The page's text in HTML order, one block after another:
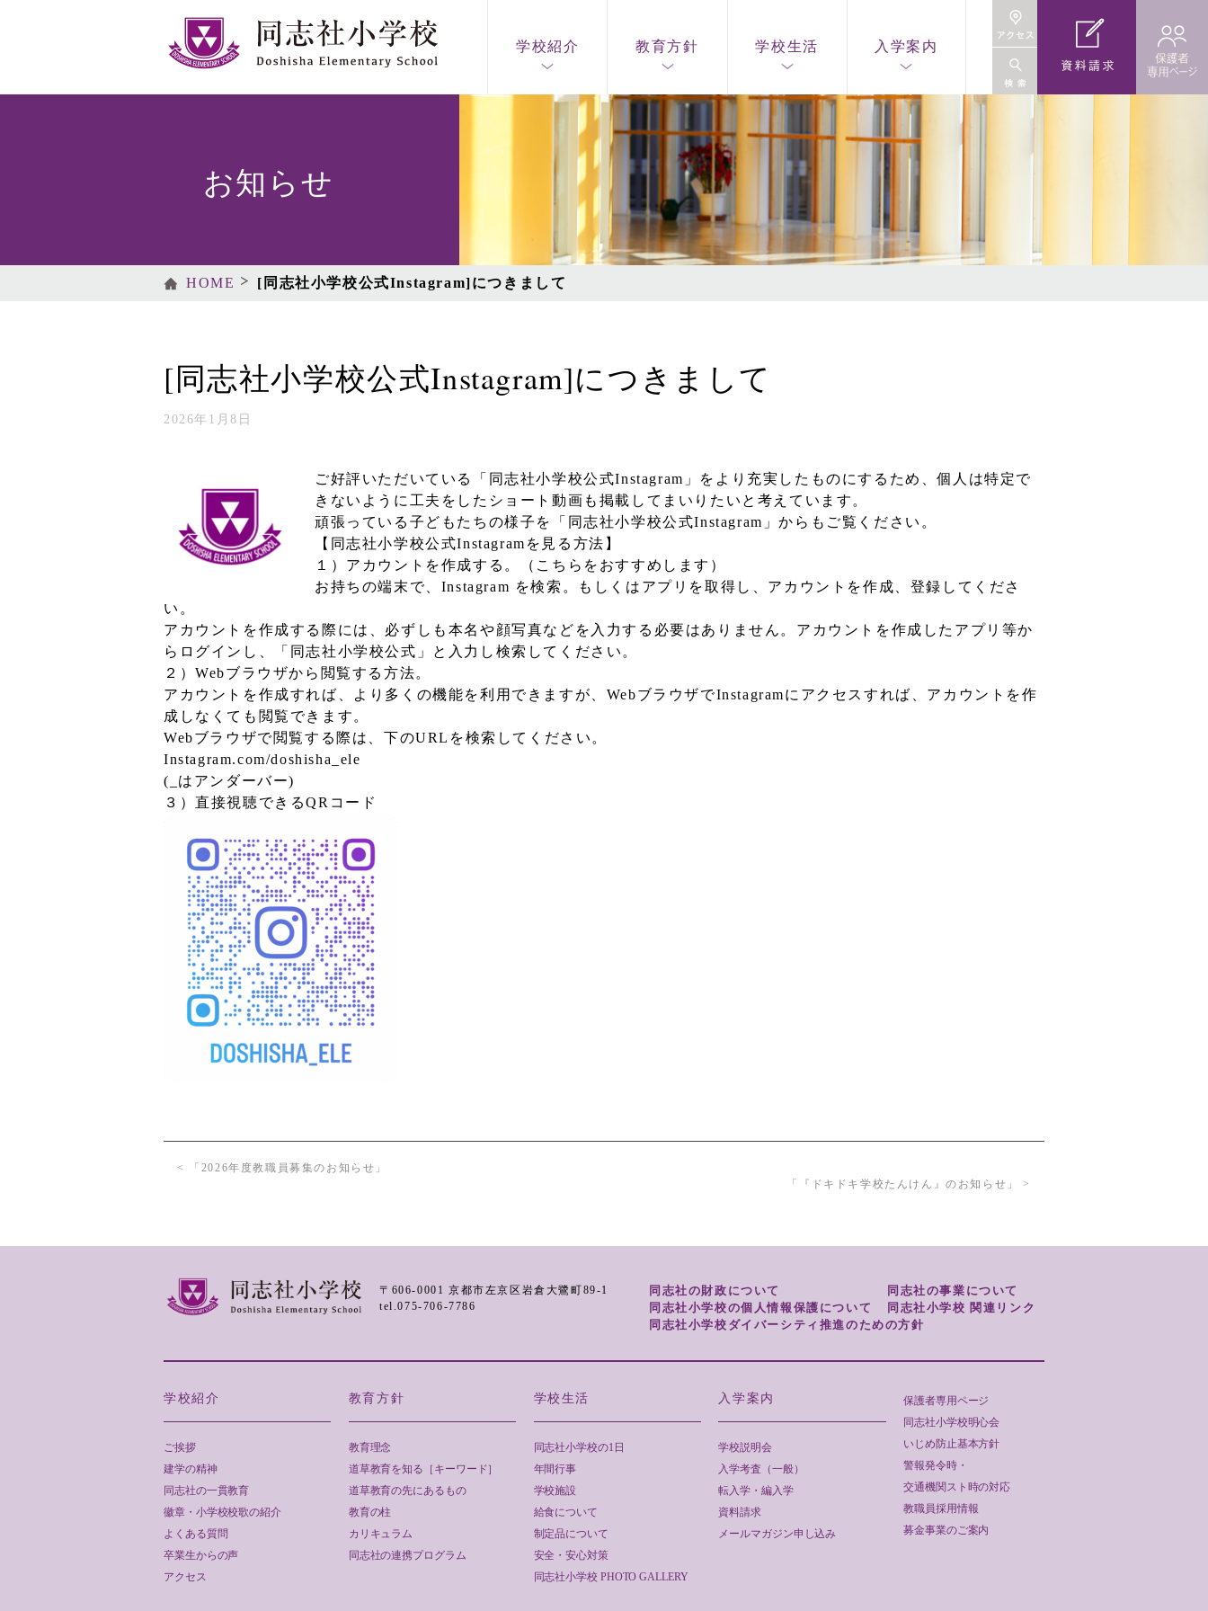
学校紹介 教育方針 学校生活 入学案内
お知らせ
HOME [同志社小学校公式Instagram]につきまして
[同志社小学校公式Instagram]につきまして
2026年1月8日
ご好評いただいている「同志社小学校公式Instagram」をより充実したものにするため、個人は特定で
きないように工夫をしたショート動画も掲載してまいりたいと考えています。
頑張っている子どもたちの様子を「同志社小学校公式Instagram」からもご覧ください。
【同志社小学校公式Instagramを見る方法】
１）アカウントを作成する。（こちらをおすすめします）
お持ちの端末で、Instagram を検索。もしくはアプリを取得し、アカウントを作成、登録してくださ
い。
アカウントを作成する際には、必ずしも本名や顔写真などを入力する必要はありません。アカウントを作成したアプリ等か
らログインし、「同志社小学校公式」と入力し検索してください。
２）Webブラウザから閲覧する方法。
アカウントを作成すれば、より多くの機能を利用できますが、WebブラウザでInstagramにアクセスすれば、アカウントを作
成しなくても閲覧できます。
Webブラウザで閲覧する際は、下のURLを検索してください。
Instagram.com/doshisha_ele
(_はアンダーバー)
３）直接視聴できるQRコード
< 「2026年度教職員募集のお知らせ」
「『ドキドキ学校たんけん』のお知らせ」 >
〒606-0001 京都市左京区岩倉大鷺町89-1
tel.075-706-7786
同志社の財政について
同志社の事業について
同志社小学校の個人情報保護について
同志社小学校 関連リンク
同志社小学校ダイバーシティ推進のための方針
学校紹介
ご挨拶
建学の精神
同志社の一貫教育
徽章・小学校校歌の紹介
よくある質問
卒業生からの声
アクセス
教育方針
教育理念
道草教育を知る［キーワード］
道草教育の先にあるもの
教育の柱
カリキュラム
同志社の連携プログラム
学校生活
同志社小学校の1日
年間行事
学校施設
給食について
制定品について
安全・安心対策
同志社小学校 PHOTO GALLERY
入学案内
学校説明会
入学考査（一般）
転入学・編入学
資料請求
メールマガジン申し込み
保護者専用ページ
同志社小学校明心会
いじめ防止基本方針
警報発令時・
交通機関スト時の対応
教職員採用情報
募金事業のご案内